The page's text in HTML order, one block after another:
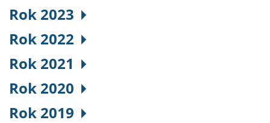
Rok 2023
Rok 2022
Rok 2021
Rok 2020
Rok 2019